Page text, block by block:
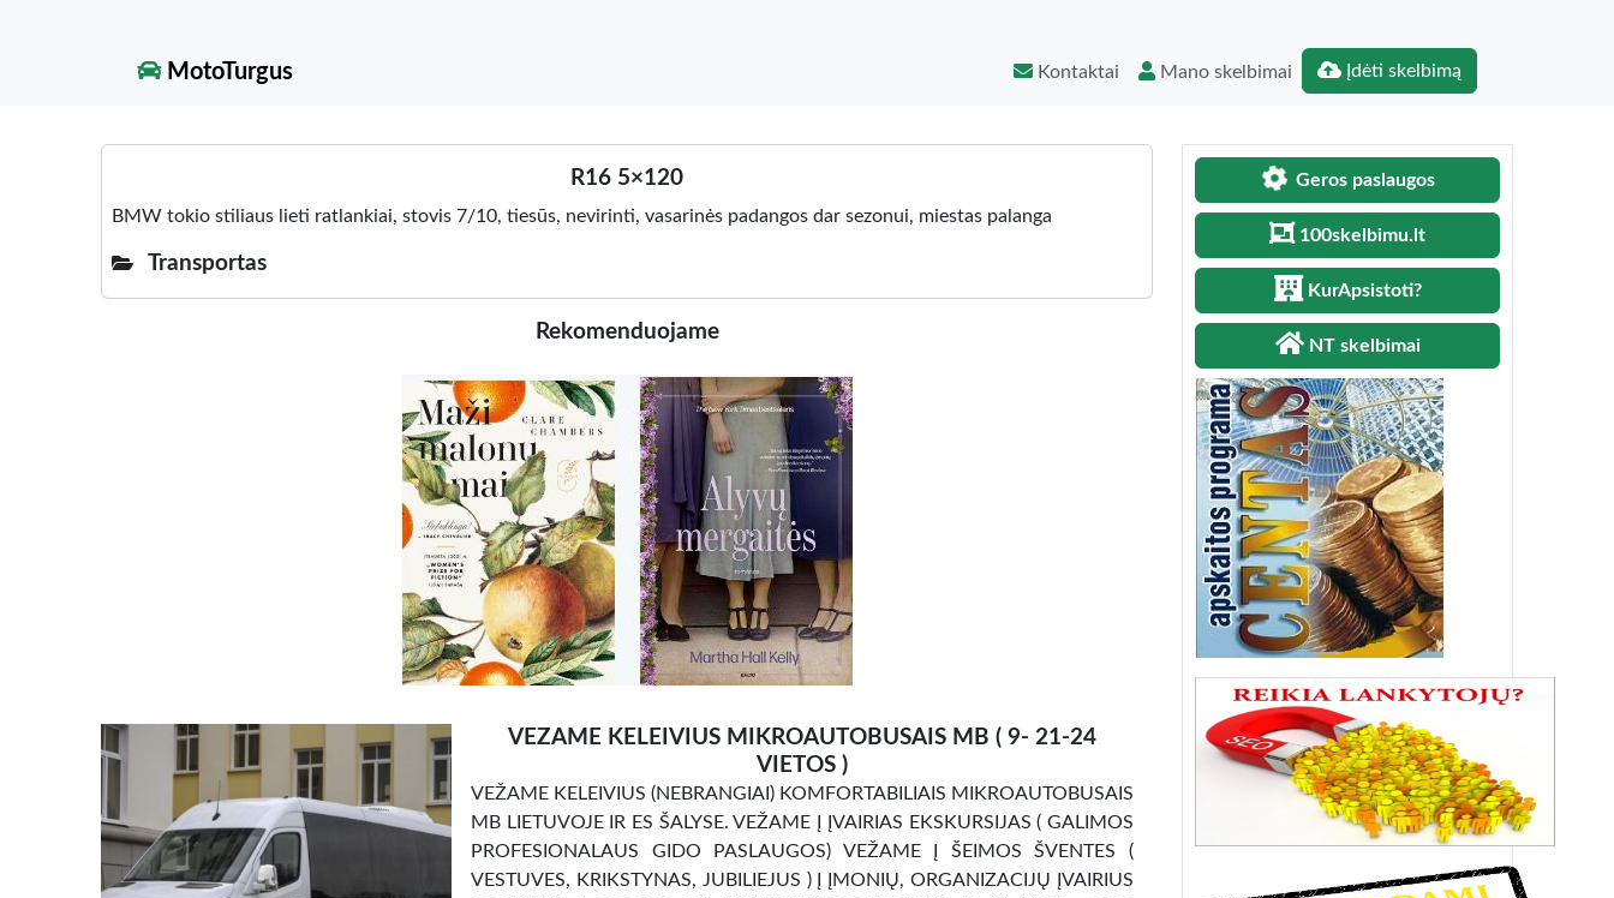
MotoTurgus Kontaktai Mano skelbimai Įdėti skelbimą
R16 5×120
BMW tokio stiliaus lieti ratlankiai, stovis 7/10, tiesūs, nevirinti, vasarinės padangos dar sezonui, miestas palanga
Transportas
Rekomenduojame
VEZAME KELEIVIUS MIKROAUTOBUSAIS MB ( 9- 21-24
VIETOS )
VEŽAME KELEIVIUS (NEBRANGIAI) KOMFORTABILIAIS MIKROAUTOBUSAIS
MB LIETUVOJE IR ES ŠALYSE. VEŽAME Į ĮVAIRIAS EKSKURSIJAS ( GALIMOS
PROFESIONALAUS GIDO PASLAUGOS) VEŽAME Į ŠEIMOS ŠVENTES (
VESTUVES, KRIKSTYNAS, JUBILIEJUS ) Į ĮMONIŲ, ORGANIZACIJŲ ĮVAIRIUS
Geros paslaugos
100skelbimu.lt
KurApsistoti?
NT skelbimai